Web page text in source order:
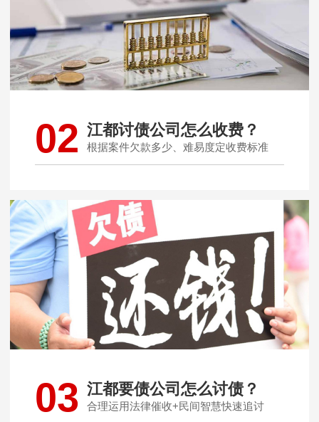
02 江都讨债公司怎么收费？
根据案件欠款多少、难易度定收费标准
03 江都要债公司怎么讨债？
合理运用法律催收+民间智慧快速追讨